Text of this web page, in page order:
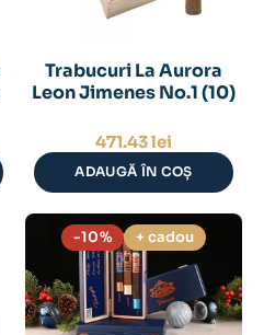
Trabucuri La Aurora
Leon Jimenes No.1 (10)
471.43lei
ADAUGĂ ÎN COȘ
-10% + cadou